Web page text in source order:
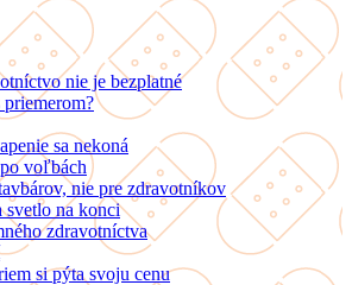
nie je bezplatné
sa nekoná
voľbách
nie pre zdravotníkov
svetlo na konci
zdravotníctva
si pýta svoju cenu